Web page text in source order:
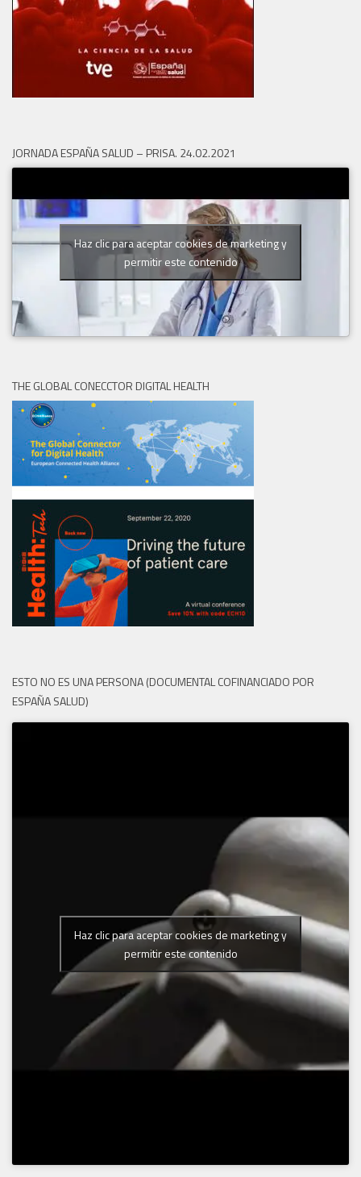
JORNADA ESPAÑA SALUD – PRISA. 24.02.2021
Haz clic para aceptar cookies de marketing y
permitir este contenido
THE GLOBAL CONECCTOR DIGITAL HEALTH
ESTO NO ES UNA PERSONA (DOCUMENTAL COFINANCIADO POR
ESPAÑA SALUD)
Haz clic para aceptar cookies de marketing y
permitir este contenido